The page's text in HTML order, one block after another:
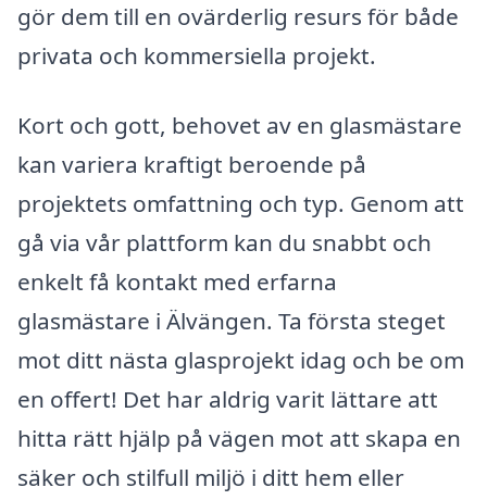
gör dem till en ovärderlig resurs för både
privata och kommersiella projekt.
Kort och gott, behovet av en glasmästare
kan variera kraftigt beroende på
projektets omfattning och typ. Genom att
gå via vår plattform kan du snabbt och
enkelt få kontakt med erfarna
glasmästare i Älvängen. Ta första steget
mot ditt nästa glasprojekt idag och be om
en offert! Det har aldrig varit lättare att
hitta rätt hjälp på vägen mot att skapa en
säker och stilfull miljö i ditt hem eller